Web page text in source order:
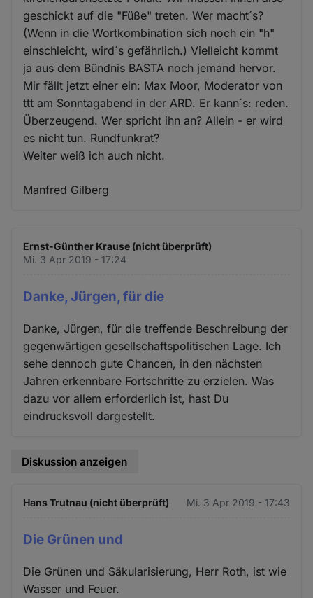
geschickt auf die "Füße" treten. Wer macht´s?
(Wenn in die Wortkombination sich noch ein "h"
einschleicht, wird´s gefährlich.) Vielleicht kommt
ja aus dem Bündnis BASTA noch jemand hervor.
Mir fällt jetzt einer ein: Max Moor, Moderator von
ttt am Sonntagabend in der ARD. Er kann´s: reden.
Überzeugend. Wer spricht ihn an? Allein - er wird
es nicht tun. Rundfunkrat?
Weiter weiß ich auch nicht.
Manfred Gilberg
Ernst-Günther Krause (nicht überprüft)
Mi. 3 Apr 2019 - 17:24
Danke, Jürgen, für die
Danke, Jürgen, für die treffende Beschreibung der
gegenwärtigen gesellschaftspolitischen Lage. Ich
sehe dennoch gute Chancen, in den nächsten
Jahren erkennbare Fortschritte zu erzielen. Was
dazu vor allem erforderlich ist, hast Du
eindrucksvoll dargestellt.
Diskussion anzeigen
Hans Trutnau (nicht überprüft) Mi. 3 Apr 2019 - 17:43
Die Grünen und
Die Grünen und Säkularisierung, Herr Roth, ist wie
Wasser und Feuer.